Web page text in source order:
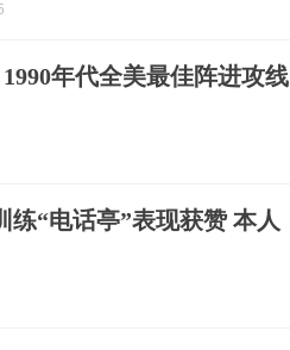
年代全美最佳阵进攻线
“电话亭”表现获赞 本人